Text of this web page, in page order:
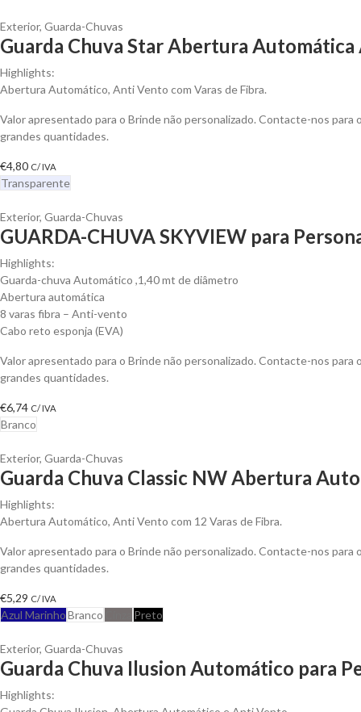
Exterior, Guarda-Chuvas
Guarda Chuva Star Abertura
Highlights:
Abertura Automático, Anti Vento com Varas de Fibra.
Valor apresentado para o Brinde não personalizado. Contacte-nos
grandes quantidades.
€4,80 C/ IVA
Transparente
Exterior, Guarda-Chuvas
GUARDA-CHUVA SKYVIEW para
Highlights:
Guarda-chuva Automático ,1,40 mt de diâmetro
Abertura automática
8 varas fibra – Anti-vento
Cabo reto esponja (EVA)
Valor apresentado para o Brinde não personalizado. Contacte-nos
grandes quantidades.
€6,74 C/ IVA
Branco
Exterior, Guarda-Chuvas
Guarda Chuva Classic NW Abertura
Highlights:
Abertura Automático, Anti Vento com 12 Varas de Fibra.
Valor apresentado para o Brinde não personalizado. Contacte-nos
grandes quantidades.
€5,29 C/ IVA
Azul MarinhoBranco Preto
Exterior, Guarda-Chuvas
Guarda Chuva Ilusion Automático para
Highlights: